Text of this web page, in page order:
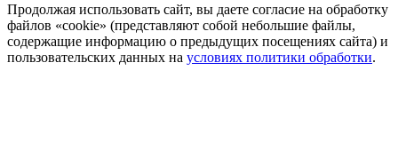
Продолжая использовать сайт, вы даете согласие на обработку
файлов «cookie» (представляют собой небольшие файлы,
содержащие информацию о предыдущих посещениях сайта) и
пользовательских данных на условиях политики обработки.